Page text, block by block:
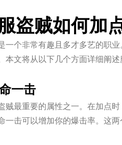
盗贼如何加
一个非常有趣且多才多艺的职
本文将从以下几个方面详细阐述
一击
贼最重要的属性之一。在加点
一击可以增加你的爆击率。这两